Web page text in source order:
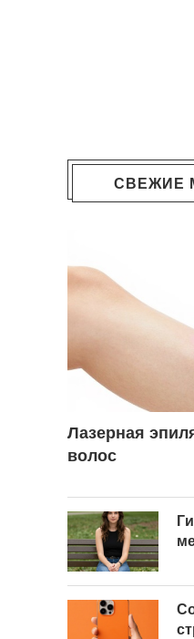
СВЕЖИЕ
Лазерная
волос